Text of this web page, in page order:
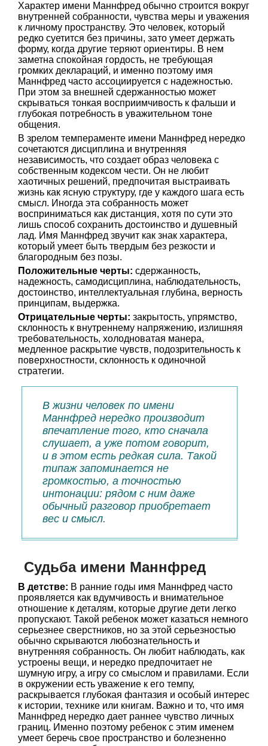
Характер имени Маннфред обычно строится вокруг
внутренней собранности, чувства меры и уважения
к личному пространству. Это человек, который
редко суетится без причины, зато умеет держать
форму, когда другие теряют ориентиры. В нем
заметна спокойная гордость, не требующая
громких деклараций, и именно поэтому имя
Маннфред часто ассоциируется с надежностью.
При этом за внешней сдержанностью может
скрываться тонкая восприимчивость к фальши и
глубокая потребность в уважительном тоне
общения.
В зрелом темпераменте имени Маннфред нередко
сочетаются дисциплина и внутренняя
независимость, что создает образ человека с
собственным кодексом чести. Он не любит
хаотичных решений, предпочитая выстраивать
жизнь как ясную структуру, где у каждого шага есть
смысл. Иногда эта собранность может
восприниматься как дистанция, хотя по сути это
лишь способ сохранить достоинство и душевный
лад. Имя Маннфред звучит как знак характера,
который умеет быть твердым без резкости и
благородным без позы.
Положительные черты: сдержанность,
надежность, самодисциплина, наблюдательность,
достоинство, интеллектуальная глубина, верность
принципам, выдержка.
Отрицательные черты: закрытость, упрямство,
склонность к внутреннему напряжению, излишняя
требовательность, холодноватая манера,
медленное раскрытие чувств, подозрительность к
поверхностности, склонность к одиночной
стратегии.
В жизни человек по имени
Маннфред нередко производит
впечатление того, кто сначала
слушает, а уже потом говорит,
и в этом есть редкая сила. Такой
типаж запоминается не
громкостью, а точностью
интонации: рядом с ним даже
обычный разговор приобретает
вес и смысл.
Судьба имени Маннфред
В детстве: В ранние годы имя Маннфред часто
проявляется как вдумчивость и внимательное
отношение к деталям, которые другие дети легко
пропускают. Такой ребенок может казаться немного
серьезнее сверстников, но за этой серьезностью
обычно скрываются любознательность и
внутренняя собранность. Он любит наблюдать, как
устроены вещи, и нередко предпочитает не
шумную игру, а игру со смыслом и правилами. Если
в окружении есть уважение к его темпу,
раскрывается глубокая фантазия и особый интерес
к истории, технике или книгам. Важно и то, что имя
Маннфред нередко дает раннее чувство личных
границ. Именно поэтому ребенок с этим именем
умеет беречь свое пространство и болезненно